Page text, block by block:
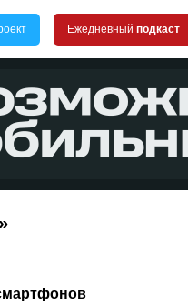
Ежедневный подкаст